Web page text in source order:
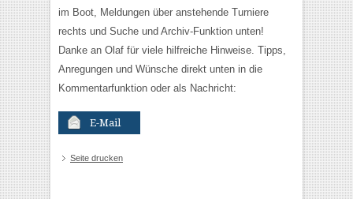
im Boot, Meldungen über anstehende Turniere
rechts und Suche und Archiv-Funktion unten!
Danke an Olaf für viele hilfreiche Hinweise. Tipps,
Anregungen und Wünsche direkt unten in die
Kommentarfunktion oder als Nachricht:
E-Mail
Seite drucken